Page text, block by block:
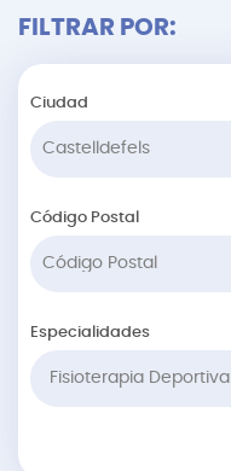
FILTRAR POR:
Ciudad
Código Postal
Especialidades
Fisioterapia Deportiva